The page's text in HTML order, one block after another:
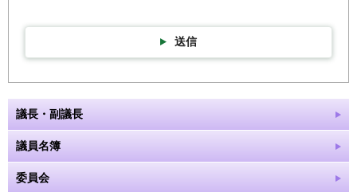
送信
議長・副議長
議員名簿
委員会